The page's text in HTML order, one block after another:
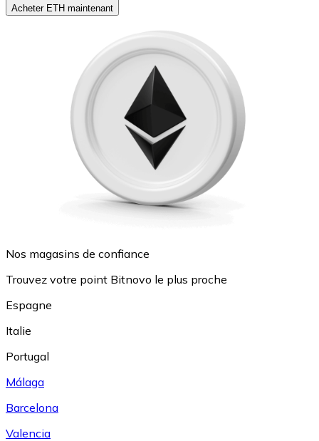
Acheter ETH maintenant
Nos magasins de confiance
Trouvez votre point Bitnovo le plus proche
Espagne
Italie
Portugal
Málaga
Barcelona
Valencia